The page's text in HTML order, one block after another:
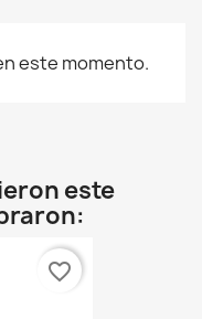
este momento.
este
favorite_border